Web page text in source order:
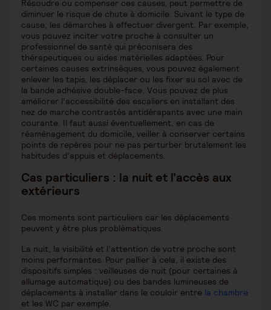
Résoudre ou compenser ces causes, peut permettre de
diminuer le risque de chute à domicile. Suivant le type de
cause, les démarches à effectuer divergent. Par exemple,
vous pouvez inciter votre proche à consulter un
professionnel de santé qui préconisera des
thérapeutiques ou aides matérielles adaptées. Pour
certaines causes extrinsèques, vous pouvez également
enlever les tapis, les déplacer ou les fixer au sol avec de
la bande adhésive double-face. Vous pouvez de plus
améliorer l’accessibilité des escaliers en installant des
nez de marche contrastés antidérapants avec une main
courante. Il faut aussi éventuellement, en cas de
réaménagement du domicile, veiller à conserver certains
points de repères pour ne pas perturber brutalement les
habitudes d’appuis et déplacements.
Cas particuliers : la nuit et l’accès aux
extérieurs
Ces moments sont particuliers car les déplacements
peuvent y être plus problématiques.
La nuit, la visibilité et l’attention de votre proche sont
moins performantes. Pour pallier à cela, il existe des
dispositifs simples : veilleuses de nuit (pour certaines à
allumage automatique) ou des bandes lumineuses de
déplacements à installer dans le couloir entre la chambre
et les WC par exemple.